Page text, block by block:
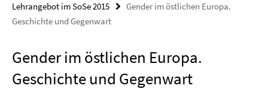
Lehrangebot im SoSe 2015
Gender im östlichen Europa.
Geschichte und Gegenwart
Gender im östlichen Europa.
Geschichte und Gegenwart